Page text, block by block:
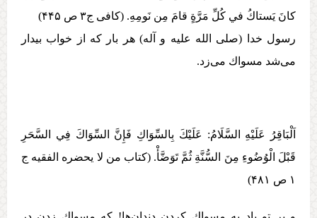
كانَ يَستاكُ في كُلِّ مَرَّةٍ قامَ مِن نَومِهِ. (کافی ج۳ ص ۴۴۵)
رسول خدا (صلی الله عليه و آله) هر بار كه از خواب بيدار
می‌شد مسواك می‌زد.
اَلْبَاقِرُ عَلَيْهِ السَّلَامُ: عَلَيْكَ بِالسِّوَاكِ فَإِنَّ السِّوَاكَ فِي‏ السَّحَرِ
قَبْلَ‏ الْوُضُوءِ مِنَ‏ السُّنَّةِ ثُمَّ تَوَضَّأْ. (کتاب من لا یحضره الفقیه ج
۱ ص ۴۸۱)